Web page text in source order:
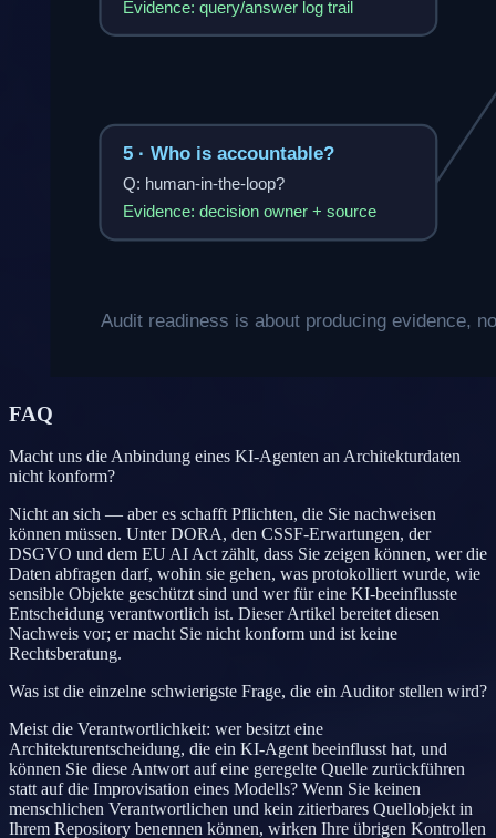
FAQ
Macht uns die Anbindung eines KI-Agenten an Architekturdaten
nicht konform?
Nicht an sich — aber es schafft Pflichten, die Sie nachweisen
können müssen. Unter DORA, den CSSF-Erwartungen, der
DSGVO und dem EU AI Act zählt, dass Sie zeigen können, wer die
Daten abfragen darf, wohin sie gehen, was protokolliert wurde, wie
sensible Objekte geschützt sind und wer für eine KI-beeinflusste
Entscheidung verantwortlich ist. Dieser Artikel bereitet diesen
Nachweis vor; er macht Sie nicht konform und ist keine
Rechtsberatung.
Was ist die einzelne schwierigste Frage, die ein Auditor stellen wird?
Meist die Verantwortlichkeit: wer besitzt eine
Architekturentscheidung, die ein KI-Agent beeinflusst hat, und
können Sie diese Antwort auf eine geregelte Quelle zurückführen
statt auf die Improvisation eines Modells? Wenn Sie keinen
menschlichen Verantwortlichen und kein zitierbares Quellobjekt in
Ihrem Repository benennen können, wirken Ihre übrigen Kontrollen